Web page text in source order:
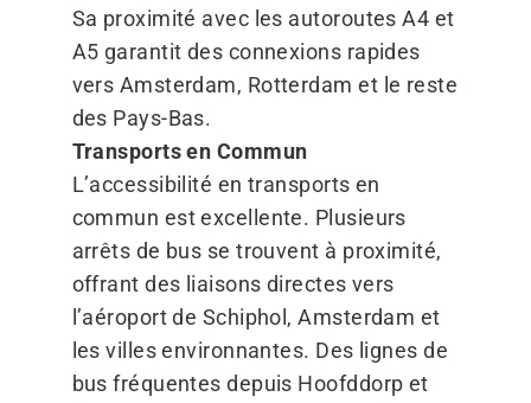
Sa proximité avec les autoroutes A4 et
A5 garantit des connexions rapides
vers Amsterdam, Rotterdam et le reste
des Pays-Bas.
Transports en Commun
L’accessibilité en transports en
commun est excellente. Plusieurs
arrêts de bus se trouvent à proximité,
offrant des liaisons directes vers
l’aéroport de Schiphol, Amsterdam et
les villes environnantes. Des lignes de
bus fréquentes depuis Hoofddorp et